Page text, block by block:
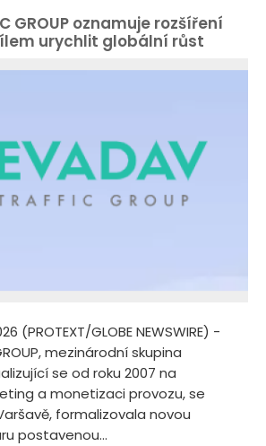
GROUP oznamuje rozšíření
urychlit globální růst
(PROTEXT/GLOBE NEWSWIRE) -
mezinárodní skupina
se od roku 2007 na
a monetizaci provozu, se
formalizovala novou
postavenou...